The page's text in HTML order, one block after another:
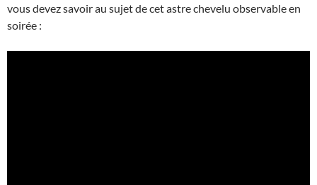
vous devez savoir au sujet de cet astre chevelu observable en
soirée :